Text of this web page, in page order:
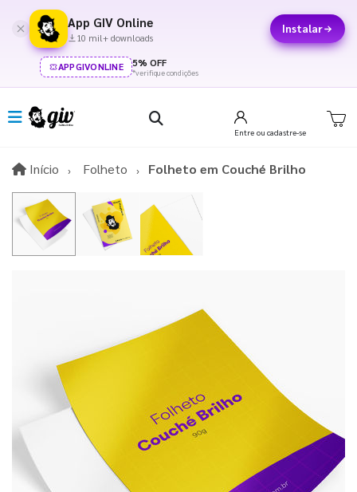
App GIV Online
10 mil+ downloads
Instalar
APPGIVONLINE 5% OFF
*verifique condições
Entre ou cadastre-se
Início InícioFolheto Folheto em Couché Brilho